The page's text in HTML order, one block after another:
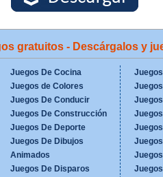
gratuitos - Descárgalos y
Juegos De Cocina
Juegos de Colores
Juegos De Conducir
Juegos De Construcción
Juegos De Deporte
Juegos De Dibujos
Animados
Juegos De Disparos